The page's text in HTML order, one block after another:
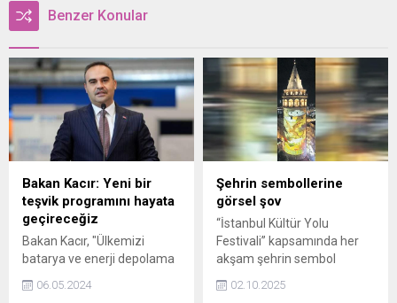
Benzer Konular
Bakan Kacır: Yeni bir
teşvik programını hayata
geçireceğiz
Bakan Kacır, "Ülkemizi
batarya ve enerji depolama
teknoloji alanlarında küresel
06.05.2024
Şehrin sembollerine
görsel şov
“İstanbul Kültür Yolu
Festivali” kapsamında her
akşam şehrin sembol
sanatseverlerle buluşuyor.
02.10.2025